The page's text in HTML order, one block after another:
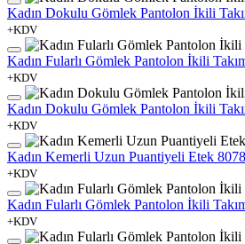
Kadın Dokulu Gömlek Pantolon İkili
+KDV
Kadın Fularlı Gömlek Pantolon İkili
+KDV
Kadın Dokulu Gömlek Pantolon İkili
+KDV
Kadın Kemerli Uzun Puantiyeli Etek 8078
+KDV
Kadın Fularlı Gömlek Pantolon İkili
+KDV